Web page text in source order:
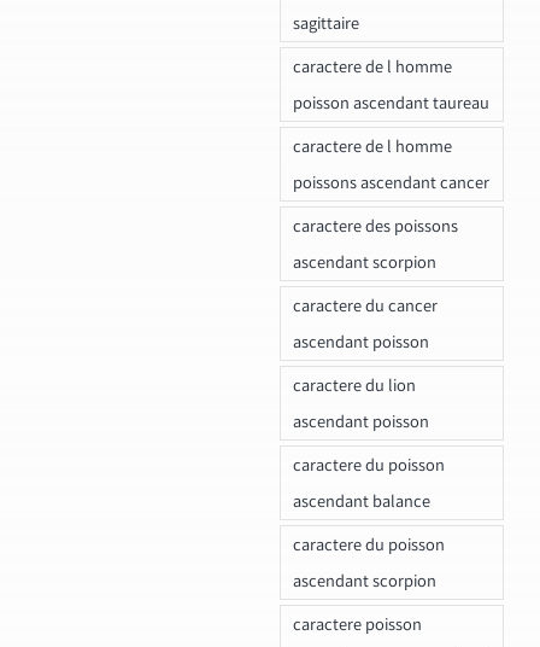
sagittaire
caractere de l homme
poisson ascendant taureau
caractere de l homme
poissons ascendant cancer
caractere des poissons
ascendant scorpion
caractere du cancer
ascendant poisson
caractere du lion
ascendant poisson
caractere du poisson
ascendant balance
caractere du poisson
ascendant scorpion
caractere poisson